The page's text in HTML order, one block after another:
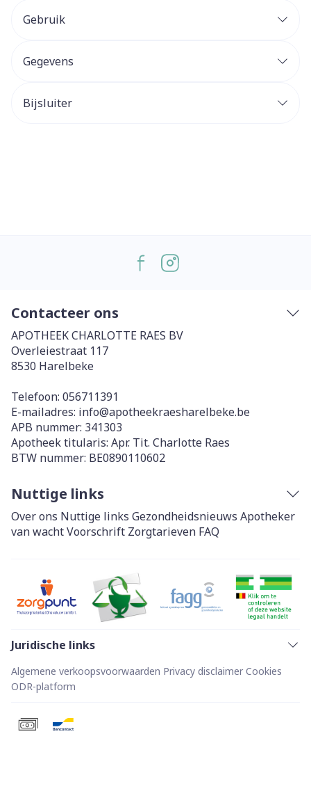
Gebruik
Gegevens
Bijsluiter
Contacteer ons
APOTHEEK CHARLOTTE RAES BV
Overleiestraat 117
8530 Harelbeke
Telefoon: 056711391
E-mailadres: info@apotheekraesharelbeke.be
APB nummer: 341303
Apotheek titularis: Apr. Tit. Charlotte Raes
BTW nummer: BE0890110602
Nuttige links
Over ons Nuttige links Gezondheidsnieuws Apotheker
van wachtVoorschrift Zorgtarieven FAQ
Juridische links
Algemene verkoopsvoorwaarden Privacy disclaimer Cookies
ODR-platform